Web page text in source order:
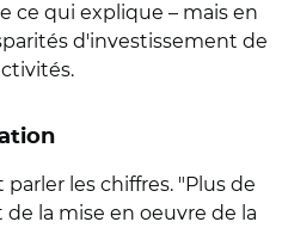
ce qui explique – mais en
d'investissement de
les chiffres. "Plus de
la mise en oeuvre de la